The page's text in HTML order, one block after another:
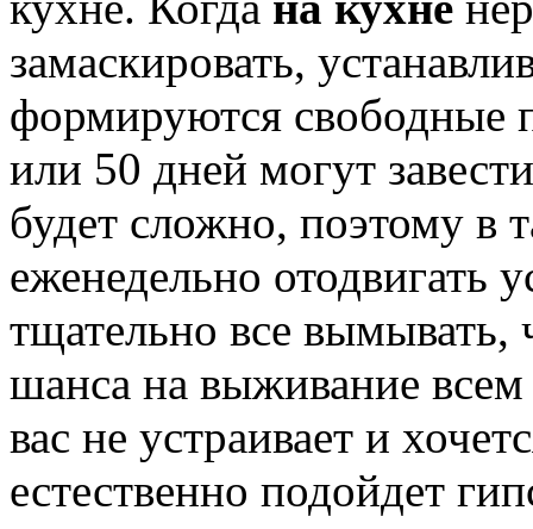
замаскировать,
формируются свободные
или 50 дней могут
будет сложно, поэтому в
еженедельно отодвигать
тщательно все вымывать,
шанса на выживание всем
вас не устраивает и
естественно подойдет